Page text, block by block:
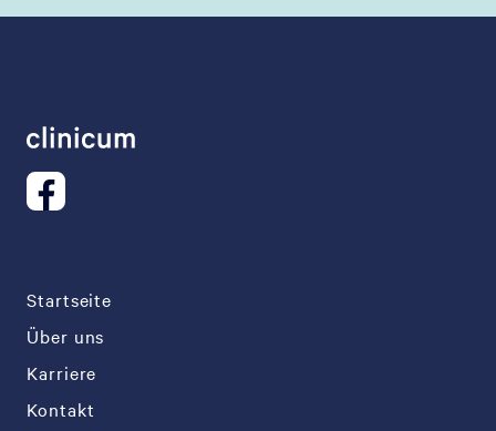
Startseite
Über uns
Karriere
Kontakt